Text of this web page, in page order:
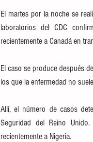
El martes por la noche se
laboratorios del CDC
recientemente a Canadá en
El caso se produce después
los que la enfermedad no
Allí, el número de casos
Seguridad del Reino
recientemente a Nigeria.